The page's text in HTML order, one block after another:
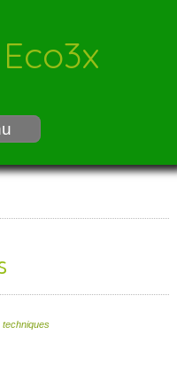
techniques